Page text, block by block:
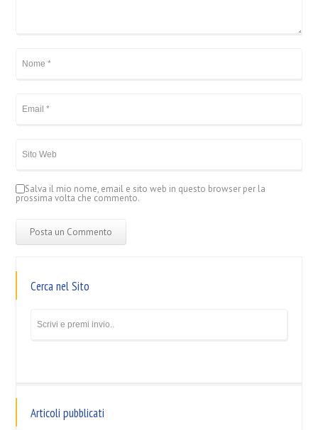
Salva il mio nome, email e sito web in questo browser per la
prossima volta che commento.
Cerca nel Sito
Articoli pubblicati